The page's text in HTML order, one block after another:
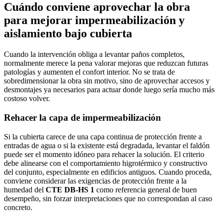
Cuándo conviene aprovechar la obra
para mejorar impermeabilización y
aislamiento bajo cubierta
Cuando la intervención obliga a levantar paños completos,
normalmente merece la pena valorar mejoras que reduzcan futuras
patologías y aumenten el confort interior. No se trata de
sobredimensionar la obra sin motivo, sino de aprovechar accesos y
desmontajes ya necesarios para actuar donde luego sería mucho más
costoso volver.
Rehacer la capa de impermeabilización
Si la cubierta carece de una capa continua de protección frente a
entradas de agua o si la existente está degradada, levantar el faldón
puede ser el momento idóneo para rehacer la solución. El criterio
debe alinearse con el comportamiento higrotérmico y constructivo
del conjunto, especialmente en edificios antiguos. Cuando proceda,
conviene considerar las exigencias de protección frente a la
humedad del CTE DB-HS 1 como referencia general de buen
desempeño, sin forzar interpretaciones que no correspondan al caso
concreto.